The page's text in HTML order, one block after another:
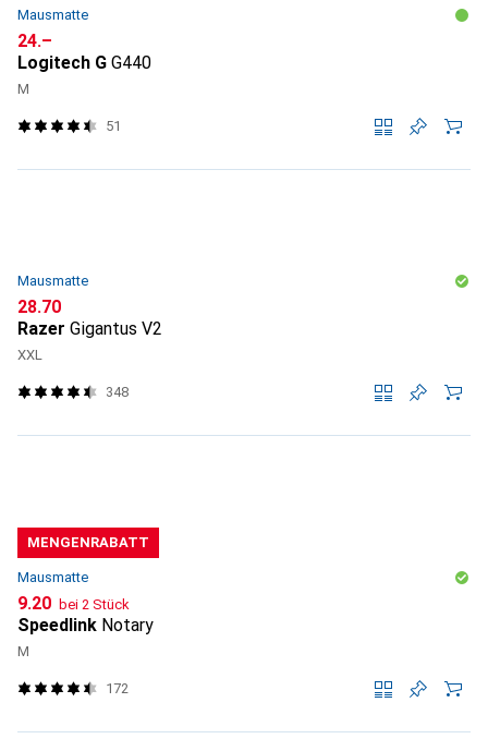
Mausmatte
CHF
24.–
Logitech G G440
M
51
Mausmatte
CHF
28.70
Razer Gigantus V2
XXL
348
MENGENRABATT
Mausmatte
CHF
9.20 bei 2 Stück
Speedlink Notary
M
172